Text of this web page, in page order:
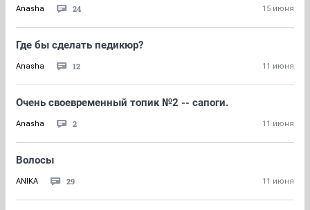
Anasha 24 15 июня
Где бы сделать педикюр?
Anasha 12 11 июня
Очень своевременный топик №2 -- сапоги.
Anasha 2 11 июня
Волосы
ANIKA 29 11 июня